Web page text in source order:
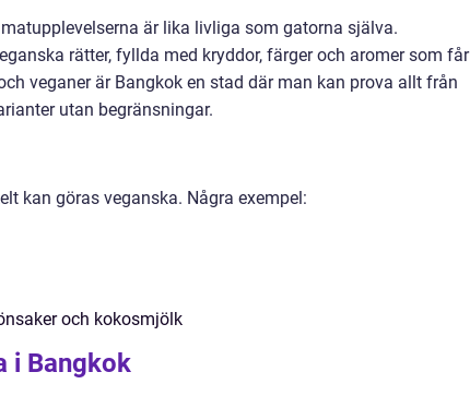
är lika livliga som gatorna själva.
rätter, fyllda med kryddor, färger och aromer som får
veganer är Bangkok en stad där man kan prova allt från
utan begränsningar.
kan göras veganska. Några exempel:
och kokosmjölk
i Bangkok